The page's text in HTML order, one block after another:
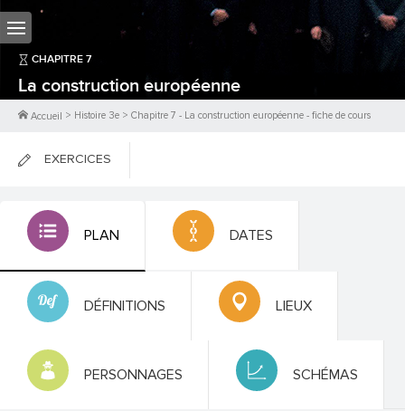
CHAPITRE 7
La construction européenne
Accueil > Histoire 3e > Chapitre 7 - La construction européenne - fiche de cours
EXERCICES
FICHES DE COURS
PLAN DATES
DÉFINITIONS LIEUX
PERSONNAGES SCHÉMAS